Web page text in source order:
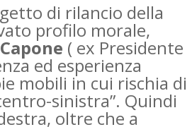
di rilancio della
profilo morale,
( ex Presidente
ed esperienza
mobili in cui rischia di
sinistra”. Quindi
oltre che a